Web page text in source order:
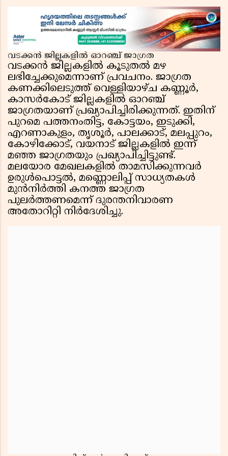
വടക്കൻ ജില്ലകളിൽ ഓറഞ്ച് ജാഗ്രത
വടക്കൻ ജില്ലകളിൽ കൂടുതൽ മഴ
ലഭിച്ചേക്കുമെന്നാണ് പ്രവചനം. ജാഗ്രത
കണക്കിലെടുത്ത് വെള്ളിയാഴ്ച കണ്ണൂർ,
കാസർകോട് ജില്ലകളിൽ ഓറഞ്ച്
ജാഗ്രതയാണ് പ്രഖ്യാപിച്ചിരിക്കുന്നത്. ഇതിന്
പുറമെ പത്തനംതിട്ട, കോട്ടയം, ഇടുക്കി,
എറണാകുളം, തൃശൂർ, പാലക്കാട്, മലപ്പുറം,
കോഴിക്കോട്, വയനാട് ജില്ലകളിൽ ഇന്ന്
മഞ്ഞ ജാഗ്രതയും പ്രഖ്യാപിച്ചിട്ടുണ്ട്.
മലയോര മേഖലകളിൽ താമസിക്കുന്നവർ
ഉരുൾപൊട്ടൽ, മണ്ണൊലിപ്പ് സാധ്യതകൾ
മുൻനിർത്തി കനത്ത ജാഗ്രത
പുലർത്തണമെന്ന് ദുരന്തനിവാരണ
അതോറിറ്റി നിർദേശിച്ചു.